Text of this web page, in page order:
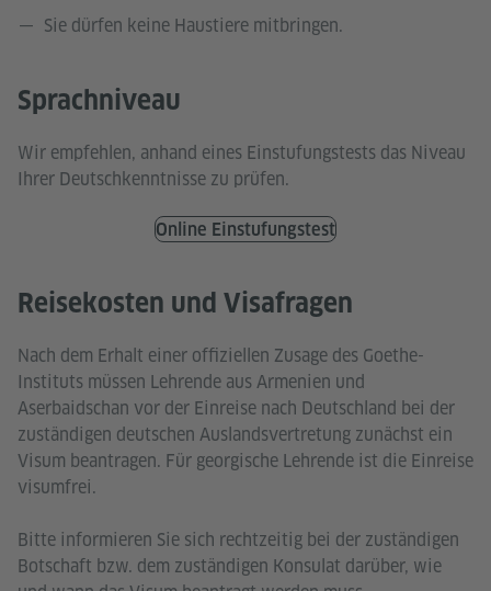
Sie dürfen keine Haustiere mitbringen.
Sprachniveau
Wir empfehlen, anhand eines Einstufungstests das Niveau
Ihrer Deutschkenntnisse zu prüfen.
Online Einstufungstest
Reisekosten und Visafragen
Nach dem Erhalt einer offiziellen Zusage des Goethe-
Instituts müssen Lehrende aus Armenien und
Aserbaidschan vor der Einreise nach Deutschland bei der
zuständigen deutschen Auslandsvertretung zunächst ein
Visum beantragen. Für georgische Lehrende ist die Einreise
visumfrei.
Bitte informieren Sie sich rechtzeitig bei der zuständigen
Botschaft bzw. dem zuständigen Konsulat darüber, wie